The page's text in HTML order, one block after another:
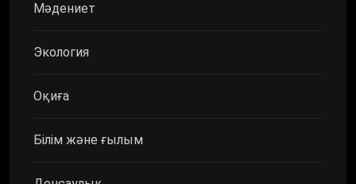
Мәдениет
Экология
Оқиға
Білім және ғылым